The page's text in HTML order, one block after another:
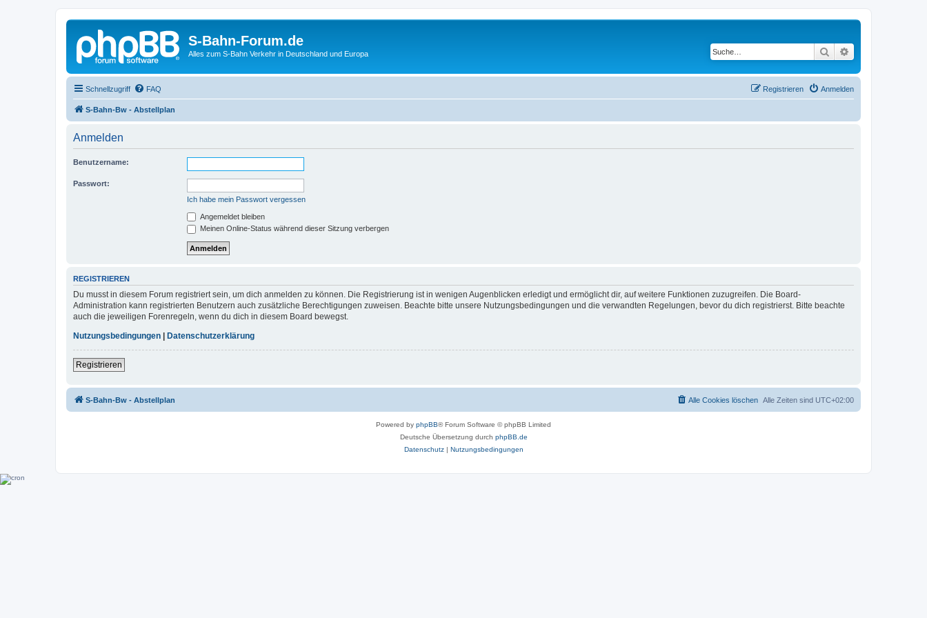
S-Bahn-Forum.de
Alles zum S-Bahn Verkehr in Deutschland und Europa Suche
Schnellzugriff FAQ Anmelden
Registrieren
S-Bahn-Bw - Abstellplan
Anmelden
Benutzername:
Passwort:
Ich habe mein Passwort vergessen
Angemeldet bleiben
Meinen Online-Status während dieser Sitzung verbergen
REGISTRIEREN
Du musst in diesem Forum registriert sein, um dich anmelden zu können. Die Registrierung ist in wenigen Augenblicken erledigt und ermöglicht dir, auf weitere Funktionen zuzugreifen. Die Board-
Administration kann registrierten Benutzern auch zusätzliche Berechtigungen zuweisen. Beachte bitte unsere Nutzungsbedingungen und die verwandten Regelungen, bevor du dich registrierst. Bitte beachte
auch die jeweiligen Forenregeln, wenn du dich in diesem Board bewegst.
Nutzungsbedingungen
Datenschutzerklärung
Registrieren
S-Bahn-Bw - Abstellplan Alle Zeiten sind UTC+02:00
Alle Cookies löschen
Powered by phpBB® Forum Software © phpBB Limited
Deutsche Übersetzung durch phpBB.de
Datenschutz| Nutzungsbedingungen